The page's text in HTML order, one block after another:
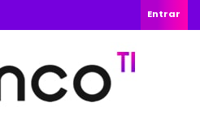
Entrar